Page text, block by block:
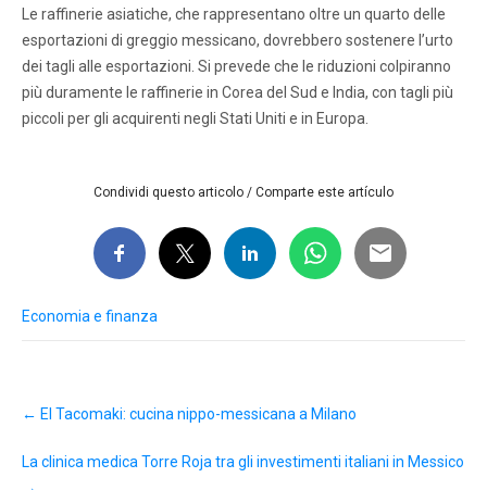
Le raffinerie asiatiche, che rappresentano oltre un quarto delle
esportazioni di greggio messicano, dovrebbero sostenere l’urto
dei tagli alle esportazioni. Si prevede che le riduzioni colpiranno
più duramente le raffinerie in Corea del Sud e India, con tagli più
piccoli per gli acquirenti negli Stati Uniti e in Europa.
Condividi questo articolo / Comparte este artículo
Economia e finanza
navigation
← El Tacomaki: cucina nippo-messicana a Milano
La clinica medica Torre Roja tra gli investimenti italiani in Messico